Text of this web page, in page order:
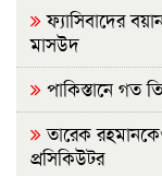
ফ্যাসিবাদের
মাসউদ
পাকিস্তানে গত
তারেক
প্রসিকিউটর